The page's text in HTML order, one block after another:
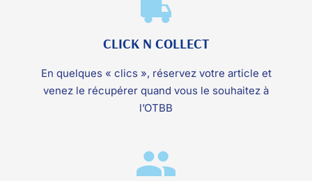
CLICK N COLLECT
En quelques « clics », réservez votre article et
venez le récupérer quand vous le souhaitez à
l’OTBB